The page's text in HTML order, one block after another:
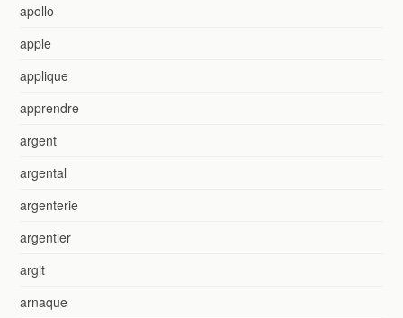
apollo
apple
applique
apprendre
argent
argental
argenterie
argentier
argit
arnaque